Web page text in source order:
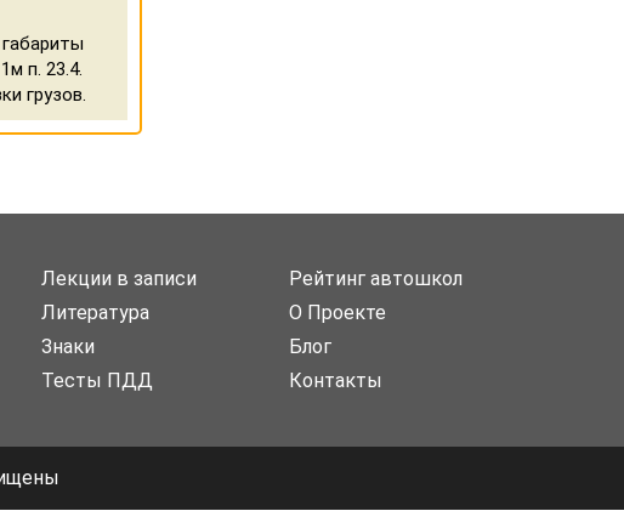
п. 23.4.
грузов.
Лекции в записи
Литература
Знаки
Тесты ПДД
Рейтинг автошкол
О Проекте
Блог
Контакты